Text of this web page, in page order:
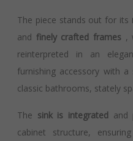
The piece stands out for its
and finely crafted frames ,
reinterpreted in an
furnishing accessory with
classic bathrooms, stately
The sink is integratedand
cabinet structure,